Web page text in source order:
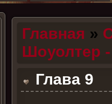
Главная »
Шоуолтер
Глава 9